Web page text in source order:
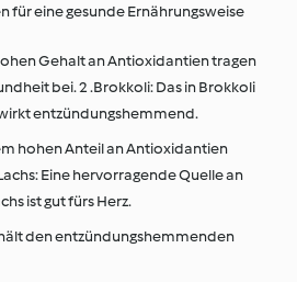
für eine gesunde Ernährungsweise
Gehalt an Antioxidantien tragen
bei. 2 .Brokkoli: Das in Brokkoli
entzündungshemmend.
hohen Anteil an Antioxidantien
Eine hervorragende Quelle an
ist gut fürs Herz.
den entzündungshemmenden